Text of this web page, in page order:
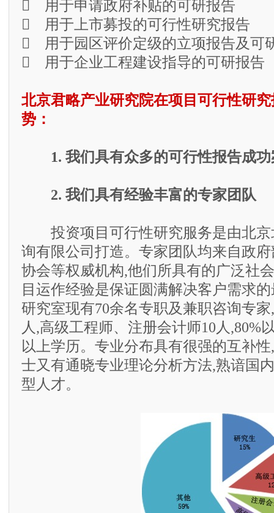
 用于申请政府补贴的可研报告
 用于上市募投的可行性研究报告
 用于园区评价定级的立项报告及可
 用于企业工程建设指导的可研报告
北京君略产业研究院在项目可行性研
势：
1. 我们具有众多的可行性报告成功
2. 我们具有经验丰富的专家团队
投资项目可行性研究服务是由北京
询有限公司打造。专家团队均来自政
协会等权威机构,他们所具有的广泛社
目运作经验是保证圆满解决客户需求
研究室现有70余名专职及兼职咨询专
人,高级工程师、注册会计师10人,80%
以上学历。专业分布具有很强的互补
士又有通晓专业理论分析方法,熟谙国
型人才。